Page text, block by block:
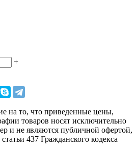
+
на то, что приведенные цены,
товаров носят исключительно
и не являются публичной офертой,
437 Гражданского кодекса